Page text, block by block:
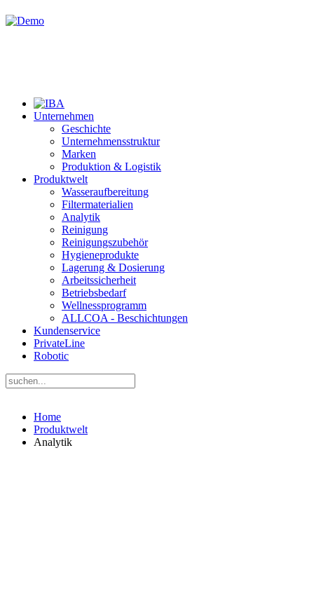
Unternehmen
Geschichte
Unternehmensstruktur
Marken
Produktion & Logistik
Produktwelt
Wasseraufbereitung
Filtermaterialien
Analytik
Reinigung
Reinigungszubehör
Hygieneprodukte
Lagerung & Dosierung
Arbeitssicherheit
Betriebsbedarf
Wellnessprogramm
ALLCOA - Beschichtungen
Kundenservice
PrivateLine
Robotic
Home
Produktwelt
Analytik